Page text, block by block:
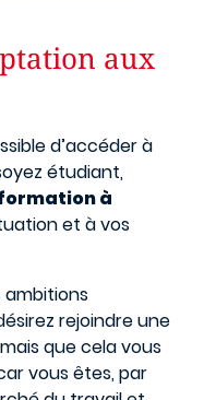
aux
d’accéder à
étudiant,
à
et à vos
ambitions
rejoindre une
que cela vous
vous êtes, par